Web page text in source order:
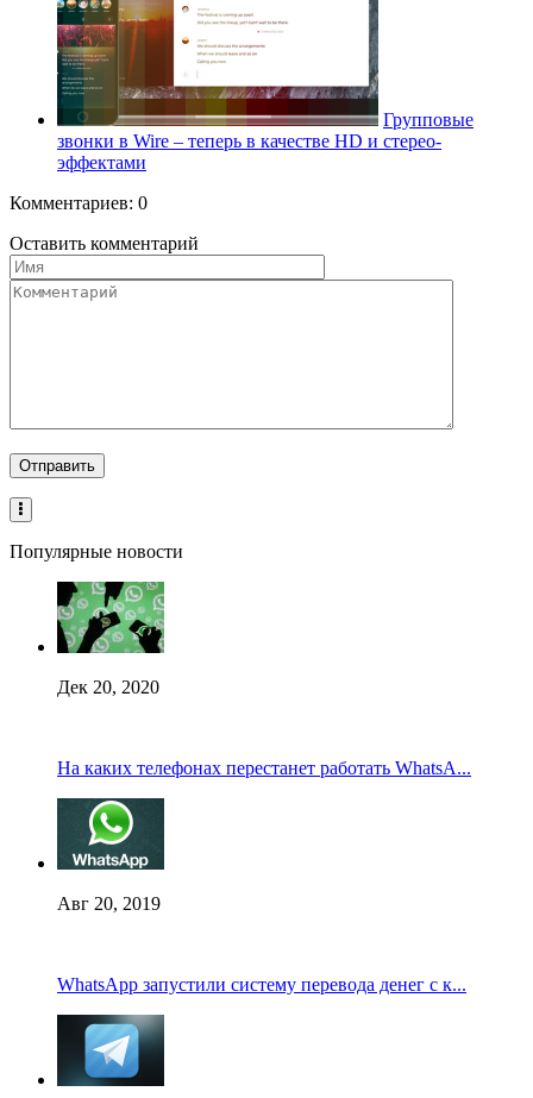
Групповые
звонки в Wire – теперь в качестве HD и стерео-
эффектами
Комментариев: 0
Оставить комментарий
Популярные новости
Дек 20, 2020
На каких телефонах перестанет работать WhatsA...
Авг 20, 2019
WhatsApp запустили систему перевода денег с к...